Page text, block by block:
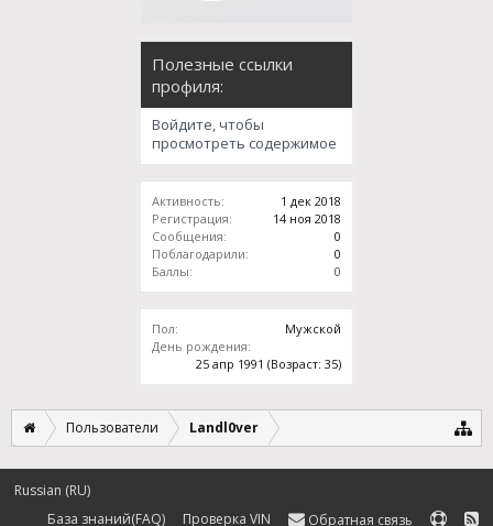
Полезные ссылки
профиля:
Войдите, чтобы
просмотреть содержимое
Активность:
1 дек 2018
Регистрация:
14 ноя 2018
Сообщения:
0
Поблагодарили:
0
Баллы:
0
Пол:
Мужской
День рождения:
25 апр 1991 (Возраст: 35)
Пользователи Landl0ver
Russian (RU)
База знаний(FAQ)
Проверка VIN Обратная связь